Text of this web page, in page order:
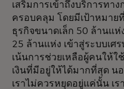
เสริมการเข้าถึงบริการทาง
ครอบคลุม โดยมีเป้าหมาย
ธุรกิจขนาดเล็ก 50 ล้านแ
25 ล้านแห่ง เข้าสู่ระบบเศ
เน้นการช่วยเหลือผู้คนให้ใ
เงินที่มีอยู่ให้ได้มากที่สุด น
เราไม่ควรหยุดอยู่แค่นั้น เ